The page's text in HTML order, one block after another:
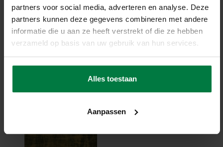
partners voor social media, adverteren en analyse. Deze
partners kunnen deze gegevens combineren met andere
informatie die u aan ze heeft verstrekt of die ze hebben
verzameld op basis van uw gebruik van hun services.
Alles toestaan
Aanpassen
Enzo 59 - Vintage
Enzo 59 - Vintage vloerkleed
★★★ ★ ★
209,- 149,-